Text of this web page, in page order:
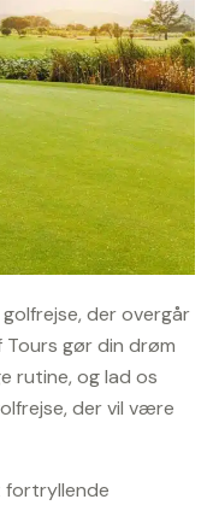
der overgår
Tours gør din drøm
rutine, og lad os
der vil være
fortryllende